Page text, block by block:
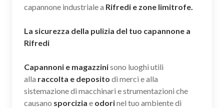
capannone industriale a Rifredi e zone limitrofe.
La sicurezza della pulizia del tuo capannone a
Rifredi
Capannoni e magazzinisono luoghi utili
alla raccolta e deposito di merci e alla
sistemazione di macchinari e strumentazioni che
causano sporcizia e odorinel tuo ambiente di